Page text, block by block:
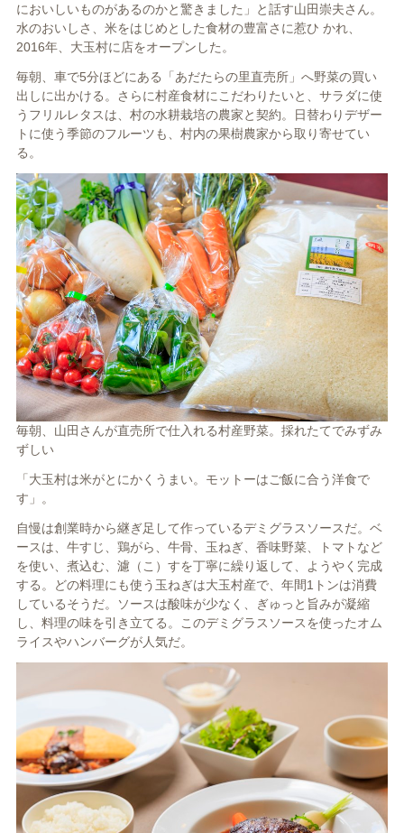
においしいものがあるのかと驚きました」と話す山田崇夫さん。
水のおいしさ、米をはじめとした食材の豊富さに惹ひ かれ、
2016年、大玉村に店をオープンした。
毎朝、車で5分ほどにある「あだたらの里直売所」へ野菜の買い
出しに出かける。さらに村産食材にこだわりたいと、サラダに使
うフリルレタスは、村の水耕栽培の農家と契約。日替わりデザー
トに使う季節のフルーツも、村内の果樹農家から取り寄せてい
る。
毎朝、山田さんが直売所で仕入れる村産野菜。採れたてでみずみ
ずしい
「大玉村は米がとにかくうまい。モットーはご飯に合う洋食で
す」。
自慢は創業時から継ぎ足して作っているデミグラスソースだ。ベ
ースは、牛すじ、鶏がら、牛骨、玉ねぎ、香味野菜、トマトなど
を使い、煮込む、濾（こ）すを丁寧に繰り返して、ようやく完成
する。どの料理にも使う玉ねぎは大玉村産で、年間1トンは消費
しているそうだ。ソースは酸味が少なく、ぎゅっと旨みが凝縮
し、料理の味を引き立てる。このデミグラスソースを使ったオム
ライスやハンバーグが人気だ。